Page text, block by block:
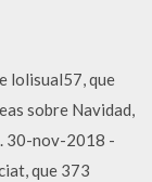
lolisual57, que
sobre Navidad,
30-nov-2018 -
que 373